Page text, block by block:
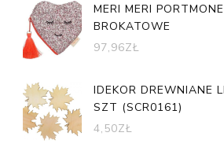
MERI MERI
BROKATOWE
97,96ZŁ
IDEKOR DREWNIANE
SZT (SCR0161)
4,50ZŁ